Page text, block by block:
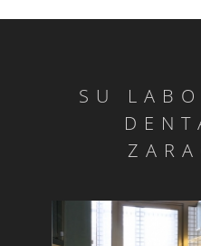
Contención
Dentadura sobre
Día mundial de la
Endodoncia
SU